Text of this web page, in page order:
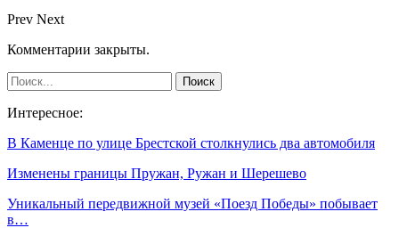
Prev Next
Комментарии закрыты.
Интересное:
В Каменце по улице Брестской столкнулись два автомобиля
Изменены границы Пружан, Ружан и Шерешево
Уникальный передвижной музей «Поезд Победы» побывает
в…